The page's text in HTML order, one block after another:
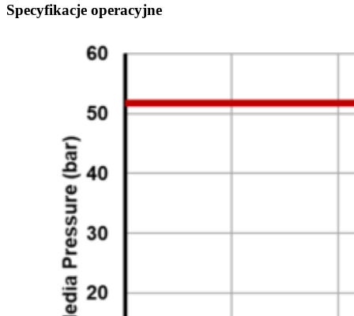
Specyfikacje operacyjne